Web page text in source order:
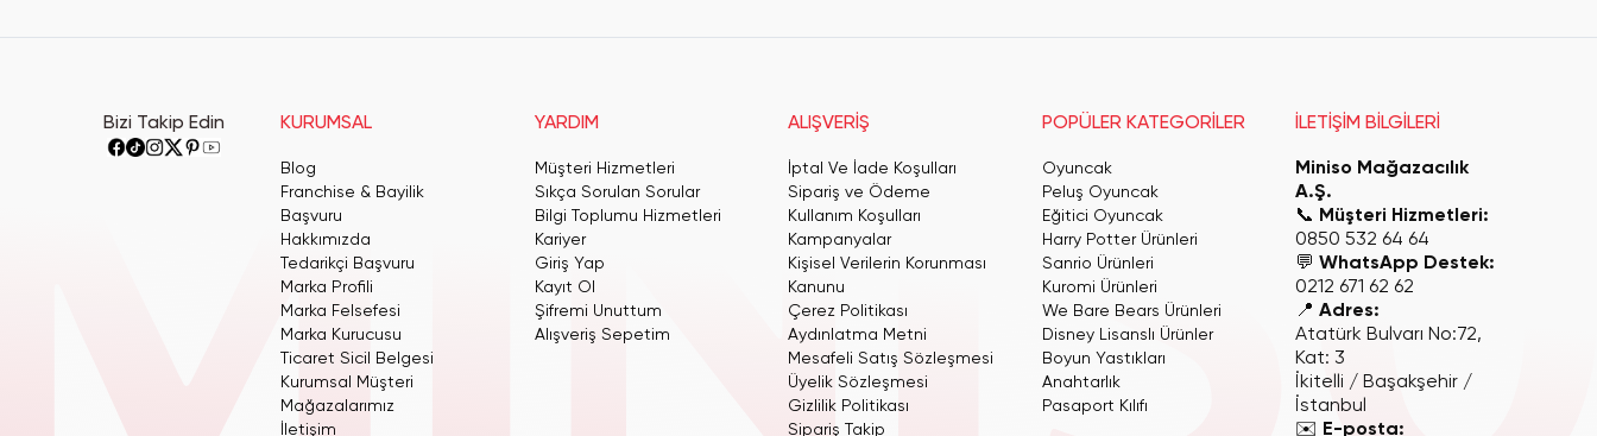
Bizi Takip Edin KURUMSAL
Blog
Franchise & Bayilik
Başvuru
Hakkımızda
Tedarikçi Başvuru
Marka Profili
Marka Felsefesi
Marka Kurucusu
Ticaret Sicil Belgesi
Kurumsal Müşteri
Mağazalarımız
İletişim
YARDIM
Müşteri Hizmetleri
Sıkça Sorulan Sorular
Bilgi Toplumu Hizmetleri
Kariyer
Giriş Yap
Kayıt Ol
Şifremi Unuttum
Alışveriş Sepetim
ALIŞVERİŞ
İptal Ve İade Koşulları
Sipariş ve Ödeme
Kullanım Koşulları
Kampanyalar
Kişisel Verilerin Korunması
Kanunu
Çerez Politikası
Aydınlatma Metni
Mesafeli Satış Sözleşmesi
Üyelik Sözleşmesi
Gizlilik Politikası
Sipariş Takip
POPÜLER KATEGORİLER
Oyuncak
Peluş Oyuncak
Eğitici Oyuncak
Harry Potter Ürünleri
Sanrio Ürünleri
Kuromi Ürünleri
We Bare Bears Ürünleri
Disney Lisanslı Ürünler
Boyun Yastıkları
Anahtarlık
Pasaport Kılıfı
İLETİŞİM BİLGİLERİ
Miniso Mağazacılık
A.Ş.
📞 Müşteri Hizmetleri:
0850 532 64 64
💬WhatsApp Destek:
0212 671 62 62
📍Adres:
Atatürk Bulvarı No:72,
Kat: 3
İkitelli / Başakşehir /
İstanbul
✉️ E-posta: